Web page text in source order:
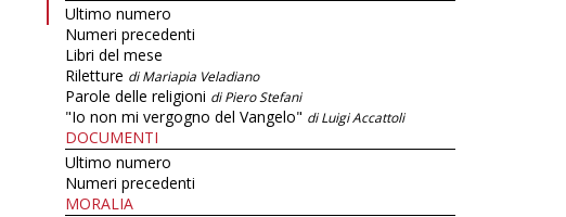
Ultimo numero
Numeri precedenti
Libri del mese
Riletture di Mariapia Veladiano
Parole delle religioni di Piero Stefani
"Io non mi vergogno del Vangelo" di Luigi Accattoli
DOCUMENTI
Ultimo numero
Numeri precedenti
MORALIA